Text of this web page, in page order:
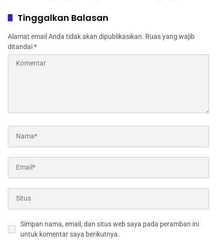
Pangan
Tinggalkan Balasan
Alamat email Anda tidak akan dipublikasikan. Ruas yang wajib
ditandai*
Simpan nama, email, dan situs web saya pada peramban ini
untuk komentar saya berikutnya.